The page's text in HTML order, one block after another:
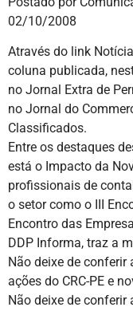
02/10/2008
Através do link
coluna publicada,
no Jornal Extra de
no Jornal do
Classificados.
Entre os destaques
está o Impacto da
profissionais de
o setor como o III
Encontro das
DDP Informa, traz a
Não deixe de
ações do CRC-PE e
Não deixe de